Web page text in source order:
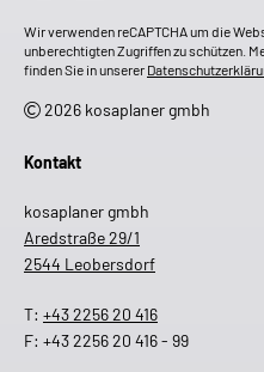
Wir verwenden reCAPTCHA um die
unberechtigten Zugriffen zu schützen.
finden Sie in unserer
2026 kosaplaner gmbh
Kontakt
kosaplaner gmbh
Aredstraße 29/1
2544 Leobersdorf
T: +43 2256 20 416
F: +43 2256 20 416 - 99